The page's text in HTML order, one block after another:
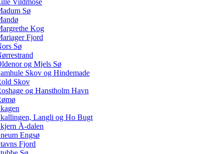
Vildmose
Sø
Kog
Fjord
Sø
og Mjels Sø
Skov og Hindemade
Skov
og Hanstholm Havn
Langli og Ho Bugt
Å-dalen
Engsø
Fjord